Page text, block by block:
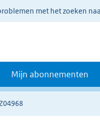
met het zoeken
Mijn abonnementen